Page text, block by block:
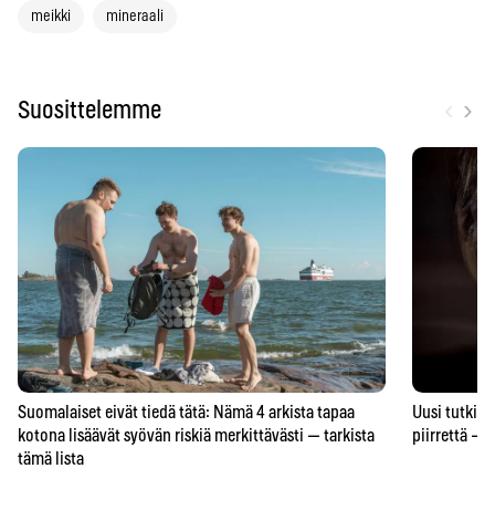
meikki mineraali
Suosittelemme ›
Suomalaiset eivät tiedä tätä: Nämä 4 arkista tapaa
kotona lisäävät syövän riskiä merkittävästi — tarkista
tämä lista
Uusi
piirrettä –